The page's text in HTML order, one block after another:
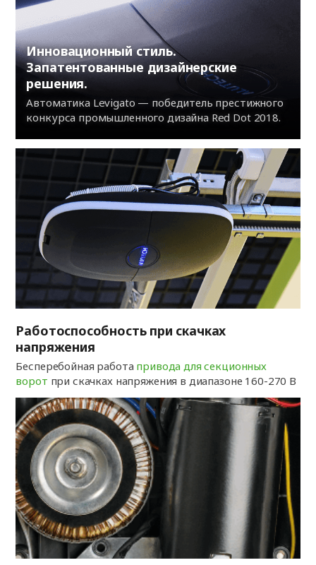
Инновационный стиль.
Запатентованные дизайнерские
решения.
Автоматика Levigato — победитель престижного
конкурса промышленного дизайна Red Dot 2018.
Работоспособность при скачках
напряжения
Бесперебойная работа привода для секционных
ворот при скачках напряжения в диапазоне 160-270 В